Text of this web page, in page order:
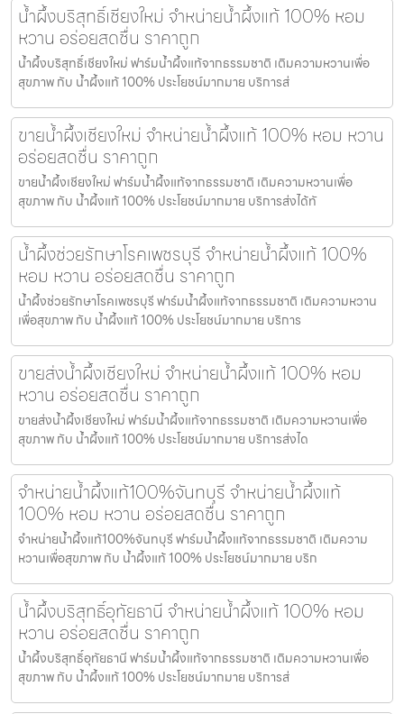
น้ำผึ้งบริสุทธิ์เชียงใหม่ จำหน่ายน้ำผึ้งแท้ 100% หอม
หวาน อร่อยสดชื่น ราคาถูก
น้ำผึ้งบริสุทธิ์เชียงใหม่ ฟาร์มน้ำผึ้งแท้จากธรรมชาติ เติมความหวานเพื่อ
สุขภาพ กับ น้ำผึ้งแท้ 100% ประโยชน์มากมาย บริการส่
ขายน้ำผึ้งเชียงใหม่ จำหน่ายน้ำผึ้งแท้ 100% หอม หวาน
อร่อยสดชื่น ราคาถูก
ขายน้ำผึ้งเชียงใหม่ ฟาร์มน้ำผึ้งแท้จากธรรมชาติ เติมความหวานเพื่อ
สุขภาพ กับ น้ำผึ้งแท้ 100% ประโยชน์มากมาย บริการส่งได้ทั
น้ำผึ้งช่วยรักษาโรคเพชรบุรี จำหน่ายน้ำผึ้งแท้ 100%
หอม หวาน อร่อยสดชื่น ราคาถูก
น้ำผึ้งช่วยรักษาโรคเพชรบุรี ฟาร์มน้ำผึ้งแท้จากธรรมชาติ เติมความหวาน
เพื่อสุขภาพ กับ น้ำผึ้งแท้ 100% ประโยชน์มากมาย บริการ
ขายส่งน้ำผึ้งเชียงใหม่ จำหน่ายน้ำผึ้งแท้ 100% หอม
หวาน อร่อยสดชื่น ราคาถูก
ขายส่งน้ำผึ้งเชียงใหม่ ฟาร์มน้ำผึ้งแท้จากธรรมชาติ เติมความหวานเพื่อ
สุขภาพ กับ น้ำผึ้งแท้ 100% ประโยชน์มากมาย บริการส่งได
จำหน่ายน้ำผึ้งแท้100%จันทบุรี จำหน่ายน้ำผึ้งแท้
100% หอม หวาน อร่อยสดชื่น ราคาถูก
จำหน่ายน้ำผึ้งแท้100%จันทบุรี ฟาร์มน้ำผึ้งแท้จากธรรมชาติ เติมความ
หวานเพื่อสุขภาพ กับ น้ำผึ้งแท้ 100% ประโยชน์มากมาย บริก
น้ำผึ้งบริสุทธิ์อุทัยธานี จำหน่ายน้ำผึ้งแท้ 100% หอม
หวาน อร่อยสดชื่น ราคาถูก
น้ำผึ้งบริสุทธิ์อุทัยธานี ฟาร์มน้ำผึ้งแท้จากธรรมชาติ เติมความหวานเพื่อ
สุขภาพ กับ น้ำผึ้งแท้ 100% ประโยชน์มากมาย บริการส่